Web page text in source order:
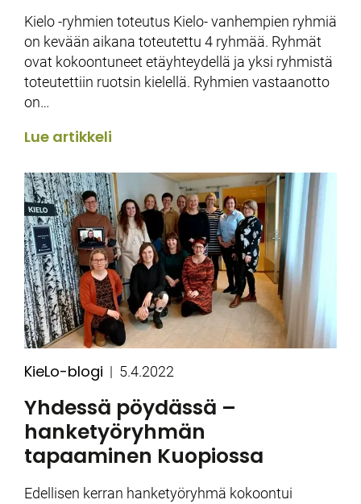
Kielo -ryhmien toteutus Kielo- vanhempien ryhmiä
on kevään aikana toteutettu 4 ryhmää. Ryhmät
ovat kokoontuneet etäyhteydellä ja yksi ryhmistä
toteutettiin ruotsin kielellä. Ryhmien vastaanotto
on…
Lue artikkeli
Kategoriat
KieLo-blogi Julkaistu
5.4.2022
Yhdessä pöydässä –
hanketyöryhmän
tapaaminen Kuopiossa
Edellisen kerran hanketyöryhmä kokoontui